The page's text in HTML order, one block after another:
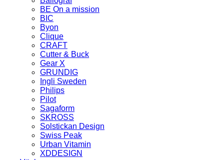
BE On a mission
BIC
Byon
Clique
CRAFT
Cutter & Buck
Gear X
GRUNDIG
Ingli Sweden
Philips
Pilot
Sagaform
SKROSS
Solstickan Design
Swiss Peak
Urban Vitamin
XDDESIGN